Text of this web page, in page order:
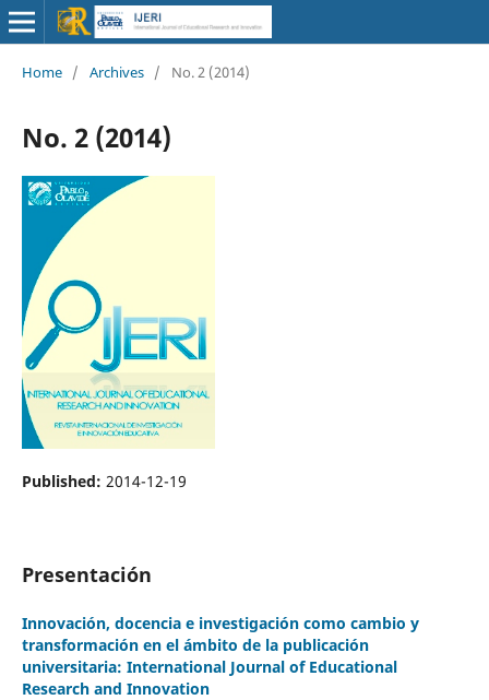
Home / Archives / No. 2 (2014)
No. 2 (2014)
Published: 2014-12-19
Presentación
Innovación, docencia e investigación como cambio y
transformación en el ámbito de la publicación
universitaria: International Journal of Educational
Research and Innovation